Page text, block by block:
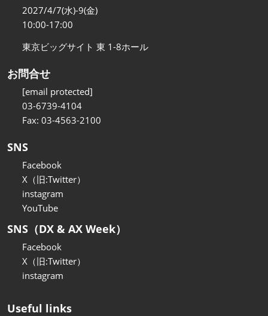
2027/4/7(水)-9(金)
10:00-17:00
東京ビッグサイト 東 1-8ホール
お問合せ
[email protected]
03-6739-4104
Fax: 03-4563-2100
SNS
Facebook
X（旧:Twitter）
instagram
YouTube
SNS（DX & AX Week）
Facebook
X（旧:Twitter）
instagram
Useful links